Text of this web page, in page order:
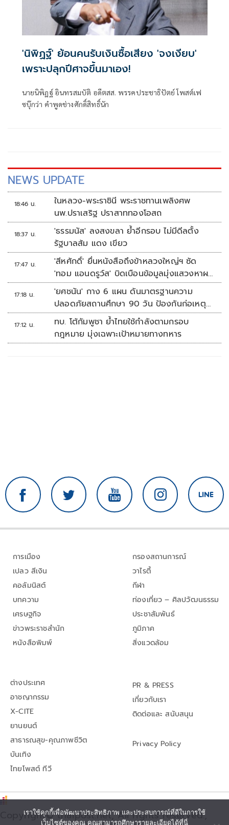
'นิพิฏฐ์' ย้อนคนรับเงินซื้อเสียง 'จงเงียบ'
เพราะปลุกปีศาจขึ้นมาเอง!
นายนิพิฏฐ์ อินทรสมบัติ อดีตสส. พรรคประชาธิปัตย์ โพสต์เฟ
ซบุ๊กว่า คำพูดช่างศักดิ์สิทธิ์นัก
NEWS UPDATE
18:46 น.
ในหลวง-พระราชินี พระราชทานเพลิงศพ
นพ.ปราเสริฐ ปราสาททองโอสถ
18:37 น.
'ธรรมนัส' ลงสงขลา ย้ำอีกรอบ ไม่มีดีลตั้ง
รัฐบาลส้ม แดง เขียว
17:47 น.
'สีหศักดิ์' ยื่นหนังสือถึงข้าหลวงใหญ่ฯ ซัด
'ทอม แอนดรูว์ส' บิดเบือนข้อมูลมุ่งแสวงหาผล
ประโยชน์ทางการเมือง
17:18 น.
'ยศชนัน' กาง 6 แผน ดันมาตรฐานความ
ปลอดภัยสถานศึกษา 90 วัน ป้องกันก่อเหตุ
รุนแรง
17:12 น.
ทบ. โต้กัมพูชา ย้ำไทยใช้กำลังตามกรอบ
กฎหมาย มุ่งเฉพาะเป้าหมายทางทหาร
การเมือง
เปลว สีเงิน
คอลัมนิสต์
บทความ
เศรษฐกิจ
ข่าวพระราชสำนัก
หนังสือพิมพ์
กรองสถานการณ์
วาไรตี้
กีฬา
ท่องเที่ยว – ศิลปวัฒนธรรม
ประชาสัมพันธ์
ภูมิภาค
สิ่งแวดล้อม
ต่างประเทศ
อาชญากรรม
X-CITE
ยานยนต์
สาธารณสุข-คุณภาพชีวิต
บันเทิง
ไทยโพสต์ ทีวี
PR & PRESS
เกี่ยวกับเรา
ติดต่อและ สนับสนุน
Privacy Policy
Copyright© thaipost.net, All rights reserved.,
เราใช้คุกกี้เพื่อพัฒนาประสิทธิภาพ และประสบการณ์ที่ดีในการใช้
เว็บไซต์ของคุณ คุณสามารถศึกษารายละเอียดได้ที่นี่